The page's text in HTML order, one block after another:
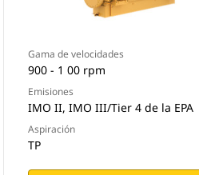
Gama de velocidades
900 - 1 00 rpm
Emisiones
IMO II, IMO III/Tier 4 de la EPA
Aspiración
TP